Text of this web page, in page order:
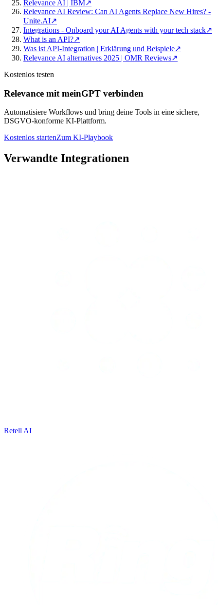
Relevance AI | IBM↗
Relevance AI Review: Can AI Agents Replace New Hires? -
Unite.AI↗
Integrations - Onboard your AI Agents with your tech stack↗
What is an API?↗
Was ist API-Integration | Erklärung und Beispiele↗
Relevance AI alternatives 2025 | OMR Reviews↗
Kostenlos testen
Relevance mit meinGPT verbinden
Automatisiere Workflows und bring deine Tools in eine sichere,
DSGVO-konforme KI-Plattform.
Kostenlos startenZum KI-Playbook
Verwandte Integrationen
Retell AI